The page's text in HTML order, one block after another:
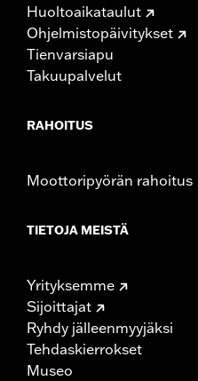
Huoltoaikataulut
Ohjelmistopäivitykset
Tienvarsiapu
Takuupalvelut
RAHOITUS
Moottoripyörän rahoitus
TIETOJA MEISTÄ
Yrityksemme
Sijoittajat
Ryhdy jälleenmyyjäksi
Tehdaskierrokset
Museo